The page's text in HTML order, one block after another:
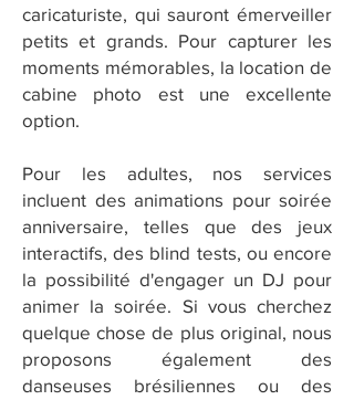
caricaturiste, qui sauront émerveiller
petits et grands. Pour capturer les
moments mémorables, la location de
cabine photo est une excellente
option.
Pour les adultes, nos services
incluent des animations pour soirée
anniversaire, telles que des jeux
interactifs, des blind tests, ou encore
la possibilité d'engager un DJ pour
animer la soirée. Si vous cherchez
quelque chose de plus original, nous
proposons également des
danseuses brésiliennes ou des